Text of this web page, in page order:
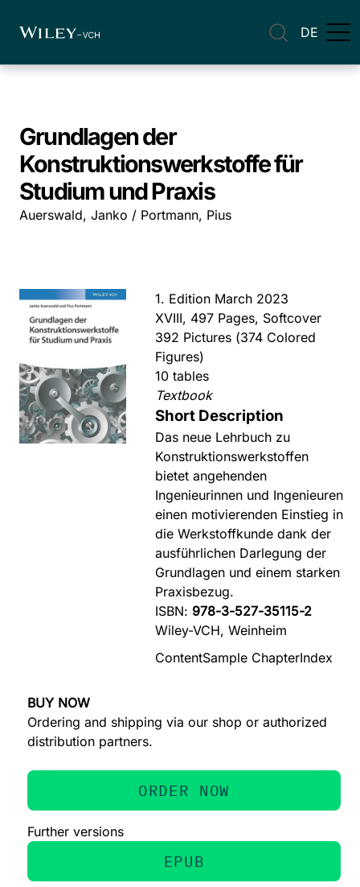
DE
Grundlagen der
Konstruktionswerkstoffe für
Studium und Praxis
Auerswald, Janko / Portmann, Pius
1. Edition March 2023
XVIII, 497 Pages, Softcover
392 Pictures (374 Colored
Figures)
10 tables
Textbook
Short Description
Das neue Lehrbuch zu
Konstruktionswerkstoffen
bietet angehenden
Ingenieurinnen und Ingenieuren
einen motivierenden Einstieg in
die Werkstoffkunde dank der
ausführlichen Darlegung der
Grundlagen und einem starken
Praxisbezug.
ISBN: 978-3-527-35115-2
Wiley-VCH, Weinheim
ContentSample ChapterIndex
BUY NOW
Ordering and shipping via our shop or authorized
distribution partners.
ORDER NOW
Further versions
EPUB